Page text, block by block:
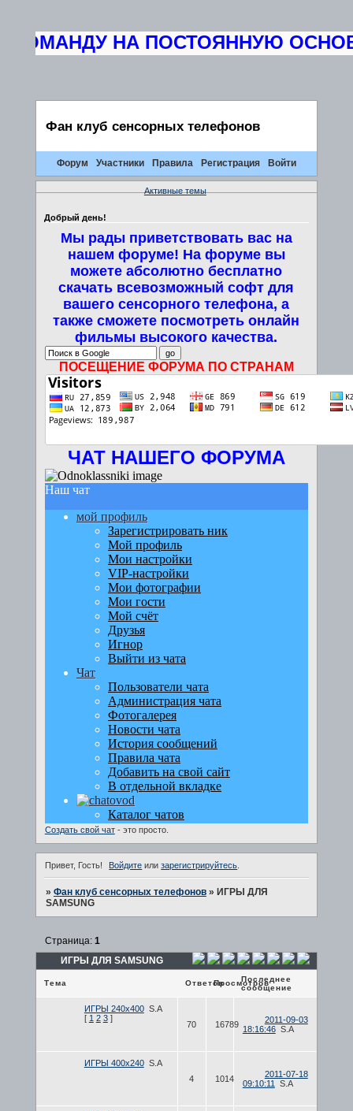
НА ПОСТОЯННУЮ
Фан клуб сенсорных телефонов
Форум Участники Правила Регистрация Войти
Активные темы
Добрый день!
Мы рады приветствовать вас на
нашем форуме! На форуме вы
можете абсолютно бесплатно
скачать всевозможный софт для
вашего сенсорного телефона, а
также сможете посмотреть онлайн
фильмы высокого качества.
ПОСЕЩЕНИЕ ФОРУМА ПО СТРАНАМ
ЧАТ НАШЕГО ФОРУМА
Создать свой чат- это просто.
Привет, Гость! Войдите илизарегистрируйтесь
» Фан клуб сенсорных телефонов » ИГРЫ ДЛЯ
SAMSUNG
ИГРЫ ДЛЯ SAMSUNG
Страница: 1
Тема ОтветовПросмотров
Последнее
сообщение
ИГРЫ 240х400 S.A
[ 1 2 3 ]
70 16789
2011-09-03
18:16:46 S.A
ИГРЫ 400х240 S.A
4
1014
2011-07-18
09:10:11
S.A